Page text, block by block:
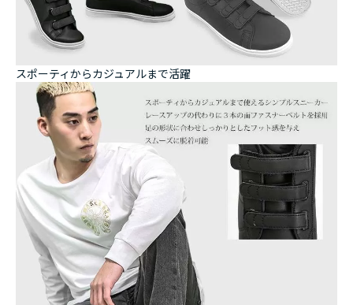
スポーティからカジュアルまで活躍